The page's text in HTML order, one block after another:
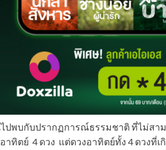
ปพบกับปรากฏการณ์ธรรมชาติ ที่ไม่สา
ทิตย์ 4 ดวง แต่ดวงอาทิตย์ทั้ง 4 ดวงที่เ